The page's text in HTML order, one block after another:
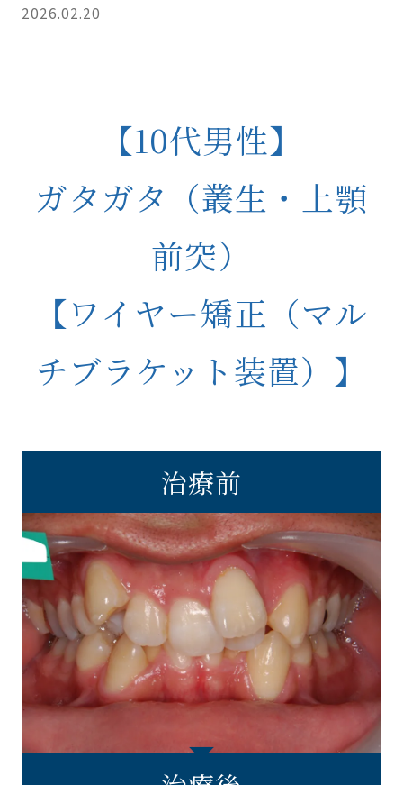
2026.02.20
【10代男性】
ガタガタ（叢生・上顎
前突）
【ワイヤー矯正（マル
チブラケット装置）】
治療前